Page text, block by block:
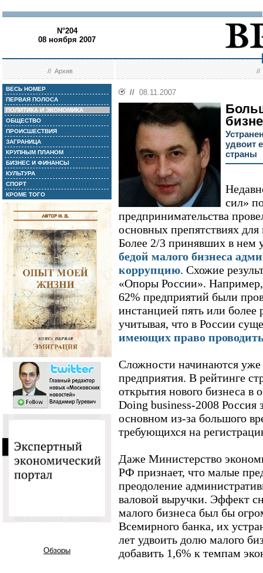
N°204
08 ноября 2007
//Архив //
ВЕСЬ НОМЕР
ПЕРВАЯ ПОЛОСА
ПОЛИТИКА И ЭКОНОМИКА
ОБЩЕСТВО
ПРОИСШЕСТВИЯ
ЗАГРАНИЦА
КРУПНЫМ ПЛАНОМ
БИЗНЕС И ФИНАНСЫ
КУЛЬТУРА
СПОРТ
КРОМЕ ТОГО
Обзоры
// 08.11.2007
удвоит
страны
сил»
предпринимательства
основных препятствиях
Более 2/3 принявших в нем
бедой малого бизнеса
коррупцию. Схожие
«Опоры России».
62% предприятий были
инстанцией пять или более
учитывая, что в России
имеющих право
Сложности начинаются уже
предприятия. В рейтинге
открытия нового бизнеса в
Doing business-2008 Россия
основном из-за большого
требующихся на
Даже Министерство
РФ признает, что малые
преодоление
валовой выручки. Эффект
малого бизнеса был бы
Всемирного банка, их
лет удвоить долю малого
добавить 1,6% к темпам